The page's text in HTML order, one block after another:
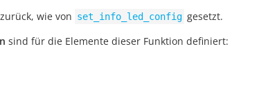
wie von set_info_led_config gesetzt.
sind für die Elemente dieser Funktion definiert: